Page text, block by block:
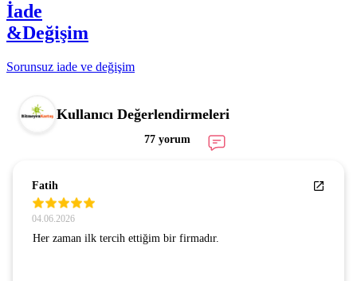
İade
&Değişim
Sorunsuz iade ve değişim
Kullanıcı Değerlendirmeleri
77 yorum
Fatih
04.06.2026
Her zaman ilk tercih ettiğim bir firmadır.